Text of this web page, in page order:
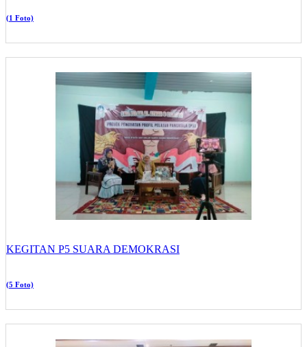
(1 Foto)
KEGITAN P5 SUARA DEMOKRASI
(5 Foto)